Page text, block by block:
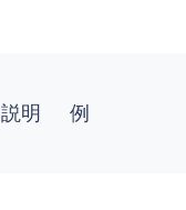
説明 例